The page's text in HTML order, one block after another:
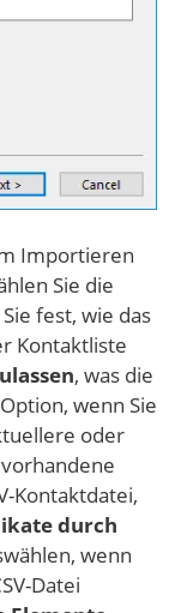
Importieren
Sie die
fest, wie das
Kontaktliste
, was die
wenn Sie
oder
Kontaktdatei,
durch
wenn
Datei